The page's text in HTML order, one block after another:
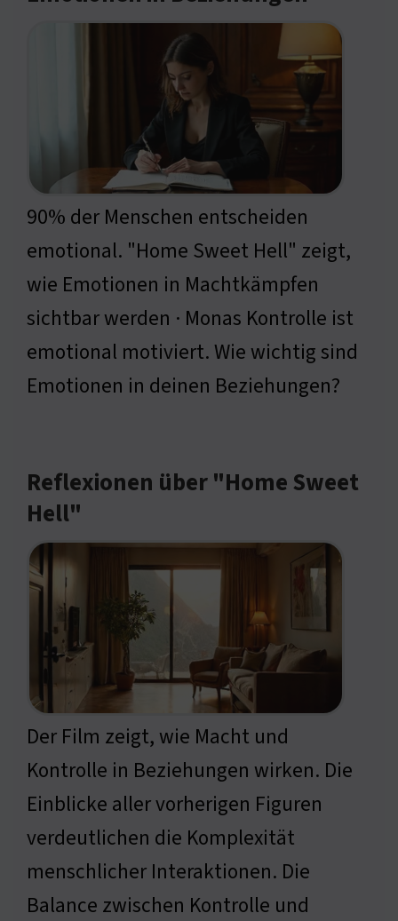
90% der Menschen entscheiden
emotional. "Home Sweet Hell" zeigt,
wie Emotionen in Machtkämpfen
sichtbar werden · Monas Kontrolle ist
emotional motiviert. Wie wichtig sind
Emotionen in deinen Beziehungen?
Reflexionen über "Home Sweet
Hell"
Der Film zeigt, wie Macht und
Kontrolle in Beziehungen wirken. Die
Einblicke aller vorherigen Figuren
verdeutlichen die Komplexität
menschlicher Interaktionen. Die
Balance zwischen Kontrolle und